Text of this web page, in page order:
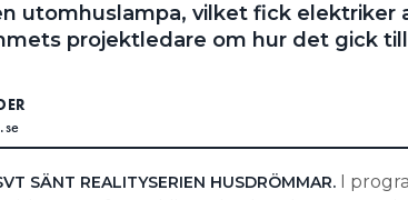
utomhuslampa, vilket fick elektriker
projektledare om hur det gick
SÄNT REALITYSERIEN HUSDRÖMMAR.I